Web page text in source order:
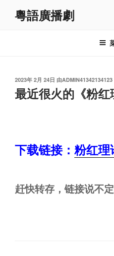
粵語廣播劇
发
布
于
2023年 2月 24日 由ADMIN41342134123
最近很火的《粉
下载链接： 粉红理
赶快转存，链接说不